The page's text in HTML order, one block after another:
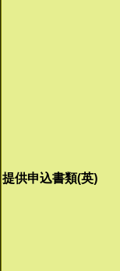
提供申込書類(英)